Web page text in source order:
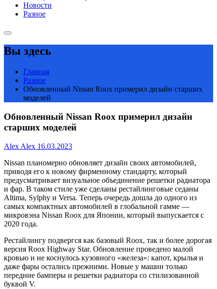
Новости
Разное
Вы здесь
Главная
Разное
Обновленный Nissan Roox примерил дизайн старших
моделей
Обновленный Nissan Roox примерил дизайн
старших моделей
Alex Alex 16.03.2023
Nissan планомерно обновляет дизайн своих автомобилей,
приводя его к новому фирменному стандарту, который
предусматривает визуальное объединение решетки радиатора
и фар. В таком стиле уже сделаны рестайлинговые седаны
Altima, Sylphy и Versa. Теперь очередь дошла до одного из
самых компактных автомобилей в глобальной гамме —
микровэна Nissan Roox для Японии, который выпускается с
2020 года.
Рестайлингу подвергся как базовый Roox, так и более дорогая
версия Roox Highway Star. Обновление проведено малой
кровью и не коснулось кузовного «железа»: капот, крылья и
даже фары остались прежними. Новые у машин только
передние бамперы и решетки радиатора со стилизованной
буквой V.